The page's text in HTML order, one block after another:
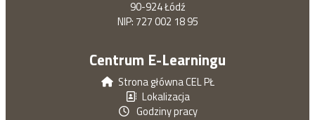
90-924 Łódź
NIP: 727 002 18 95
Centrum E-Learningu
Strona główna CEL PŁ
Lokalizacja
Godziny pracy